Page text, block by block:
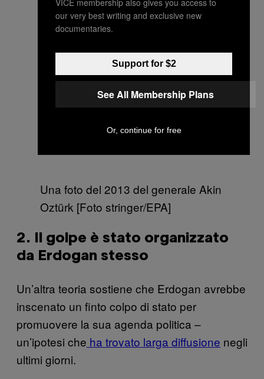
Una foto del 2013 del generale Akin
Oztürk [Foto stringer/EPA]
2. Il golpe è stato organizzato
da Erdogan stesso
Un’altra teoria sostiene che Erdogan avrebbe
inscenato un finto colpo di stato per
promuovere la sua agenda politica –
un’ipotesi che ha trovato larga diffusione negli
ultimi giorni.
our very best writing and exclusive new
documentaries.
Support for $2
See All Membership Plans
Or, continue for free